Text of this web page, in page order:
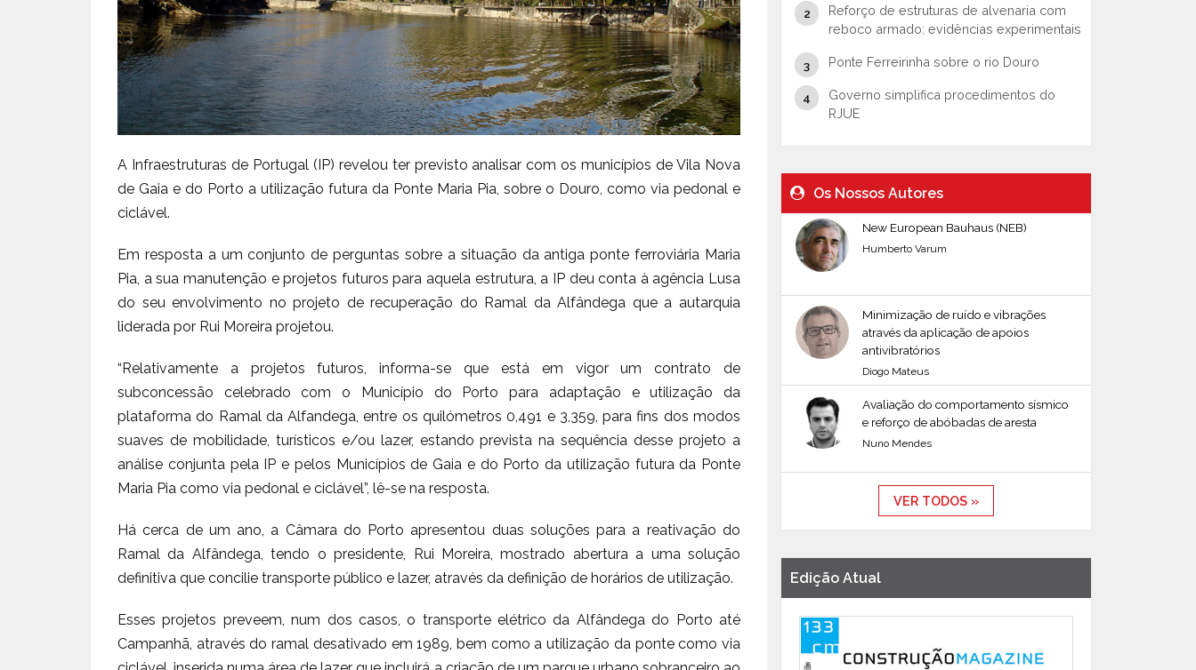
A Infraestruturas de Portugal (IP) revelou ter previsto analisar com os municípios de Vila Nova
de Gaia e do Porto a utilização futura da Ponte Maria Pia, sobre o Douro, como via pedonal e
ciclável.
Em resposta a um conjunto de perguntas sobre a situação da antiga ponte ferroviária Maria
Pia, a sua manutenção e projetos futuros para aquela estrutura, a IP deu conta à agência Lusa
do seu envolvimento no projeto de recuperação do Ramal da Alfândega que a autarquia
liderada por Rui Moreira projetou.
“Relativamente a projetos futuros, informa-se que está em vigor um contrato de
subconcessão celebrado com o Município do Porto para adaptação e utilização da
plataforma do Ramal da Alfandega, entre os quilómetros 0,491 e 3,359, para fins dos modos
suaves de mobilidade, turísticos e/ou lazer, estando prevista na sequência desse projeto a
análise conjunta pela IP e pelos Municípios de Gaia e do Porto da utilização futura da Ponte
Maria Pia como via pedonal e ciclável”, lê-se na resposta.
Há cerca de um ano, a Câmara do Porto apresentou duas soluções para a reativação do
Ramal da Alfândega, tendo o presidente, Rui Moreira, mostrado abertura a uma solução
definitiva que concilie transporte público e lazer, através da definição de horários de utilização.
Esses projetos preveem, num dos casos, o transporte elétrico da Alfândega do Porto até
Campanhã, através do ramal desativado em 1989, bem como a utilização da ponte como via
Reforço de estruturas de alvenaria com
reboco armado: evidências experimentais
Ponte Ferreirinha sobre o rio Douro
Governo simplifica procedimentos do
RJUE
Os Nossos Autores
New European Bauhaus (NEB)
Humberto Varum
Minimização de ruído e vibrações
através da aplicação de apoios
antivibratórios
Diogo Mateus
Avaliação do comportamento sísmico
e reforço de abóbadas de aresta
Nuno Mendes
VER TODOS »
Edição Atual